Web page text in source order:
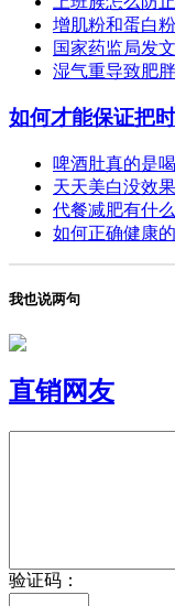
增肌粉和蛋白
国家药监局发
湿气重导致肥
如何才能保证把
啤酒肚真的是
天天美白没效
代餐减肥有什
如何正确健康
我也说两句
直销网友
验证码：